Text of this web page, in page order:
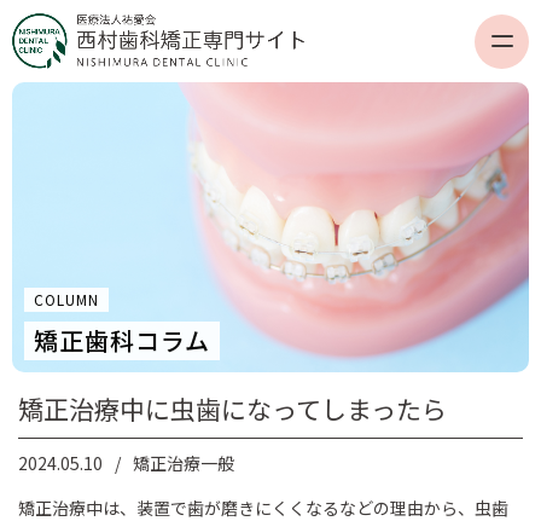
COLUMN
矯正歯科コラム
矯正治療中に虫歯になってしまったら
2024.05.10
矯正治療一般
矯正治療中は、装置で歯が磨きにくくなるなどの理由から、虫歯